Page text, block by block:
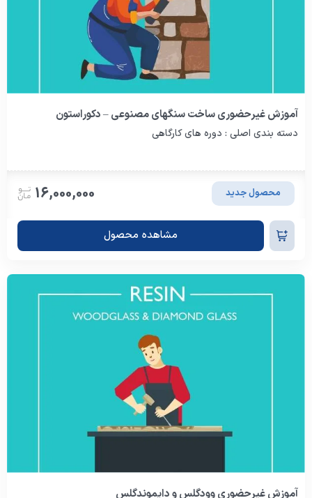
آموزش غیرحضوری ساخت سنگهای مصنوعی – دکوراستون
دسته بندی اصلی : دوره های کارگاهی
محصول جدید 16,000,000
مشاهده محصول
آموزش غیرحضوری وودگلس و دایموندگلس